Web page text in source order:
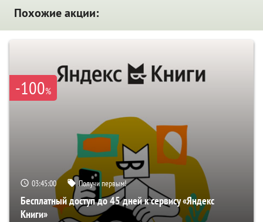
Похожие акции:
-100%
03:44:59 Получи первым!
Бесплатный доступ до 45 дней к сервису «Яндекс
Книги»